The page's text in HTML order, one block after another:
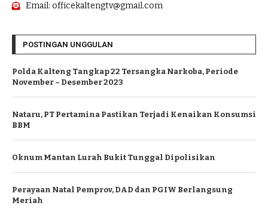
Email: officekaltengtv@gmail.com
POSTINGAN UNGGULAN
Polda Kalteng Tangkap 22 Tersangka Narkoba, Periode
November – Desember 2023
Nataru, PT Pertamina Pastikan Terjadi Kenaikan Konsumsi
BBM
Oknum Mantan Lurah Bukit Tunggal Dipolisikan
Perayaan Natal Pemprov, DAD dan PGIW Berlangsung
Meriah